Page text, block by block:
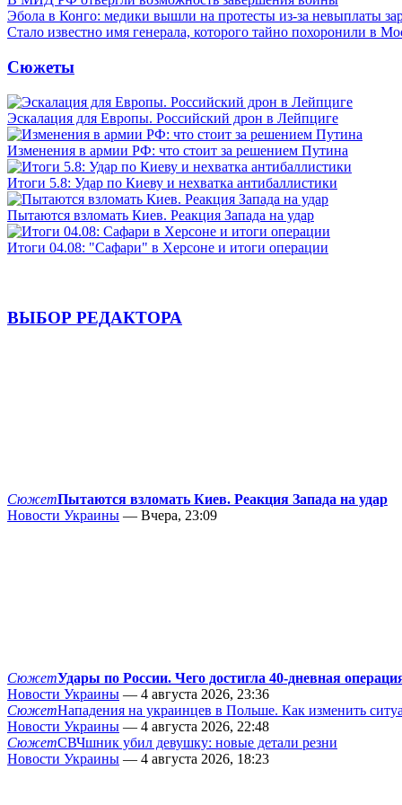
Эбола в Конго: медики вышли на протесты из-за невыплаты
Стало известно имя генерала, которого тайно похоронили в
Сюжеты
Эскалация для Европы. Российский дрон в Лейпциге
Изменения в армии РФ: что стоит за решением Путина
Итоги 5.8: Удар по Киеву и нехватка антибаллистики
Пытаются взломать Киев. Реакция Запада на удар
Итоги 04.08: "Сафари" в Херсоне и итоги операции
ВЫБОР РЕДАКТОРА
СюжетПытаются взломать Киев. Реакция Запада на удар
Новости Украины — Вчера, 23:09
СюжетУдары по России. Чего достигла 40-дневная
Новости Украины — 4 августа 2026, 23:36
СюжетНападения на украинцев в Польше. Как изменить
Новости Украины — 4 августа 2026, 22:48
СюжетСВЧшник убил девушку: новые детали резни
Новости Украины — 4 августа 2026, 18:23